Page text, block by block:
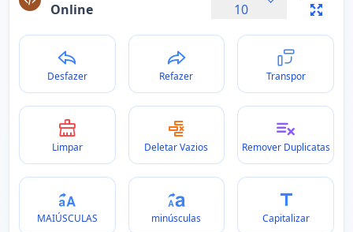
Online
10
Desfazer Refazer Transpor
Limpar Deletar Vazios Remover Duplicatas
MAIÚSCULAS minúsculas Capitalizar